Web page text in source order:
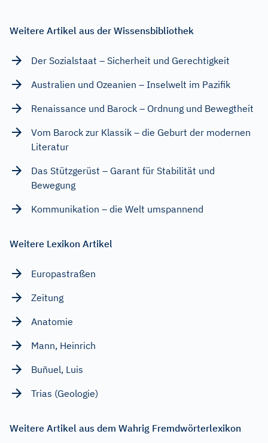
Weitere Artikel aus der Wissensbibliothek
Der Sozialstaat – Sicherheit und Gerechtigkeit
Australien und Ozeanien – Inselwelt im Pazifik
Renaissance und Barock – Ordnung und Bewegtheit
Vom Barock zur Klassik – die Geburt der modernen
Literatur
Das Stützgerüst – Garant für Stabilität und
Bewegung
Kommunikation – die Welt umspannend
Weitere Lexikon Artikel
Europastraßen
Zeitung
Anatomie
Mann, Heinrich
Buñuel, Luis
Trias (Geologie)
Weitere Artikel aus dem Wahrig Fremdwörterlexikon